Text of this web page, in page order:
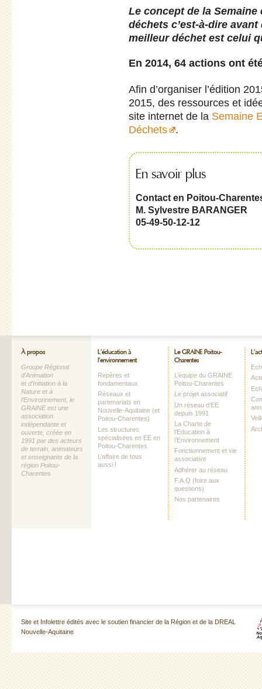
Le concept de la
déchets c’est-à-dire
meilleur déchet est celui
En 2014, 64 actions ont
Afin d’organiser l’édition
2015, des ressources et
site internet de la Semaine
Déchets
.
En savoir plus
Contact en Poitou-
M. Sylvestre BARANGER
05-49-50-12-12
À propos
Groupe Régional
d’Animation
et d’Initiation à la
Nature et à
l’Environnement, le
GRAINE est une
association
indépendante et
ouverte, créée en
1991 par des acteurs
de terrain, animateurs
et enseignants de la
région Poitou-
Charentes.
L’éducation à
l’environnement
Repères et
fondamentaux
Réseaux et
partenariats en
Nouvelle-Aquitaine (et
Poitou-Charentes)
Les structures
spécialisées en EE en
Poitou-Charentes
L’affaire de tous
aussi !
Le GRAINE Poitou-
Charentes
L’équipe du GRAINE
Poitou-Charentes
Le projet associatif
Un réseau d’EE
depuis 1991
La Charte de
l’Education à
l’Environnement
Fonctionnement et vie
associative
Adhérer au réseau
F.A.Q (foire aux
questions)
Nos partenaires
Site et Infolettre édités avec le soutien financier de la Région et de la DREAL
Nouvelle-Aquitaine